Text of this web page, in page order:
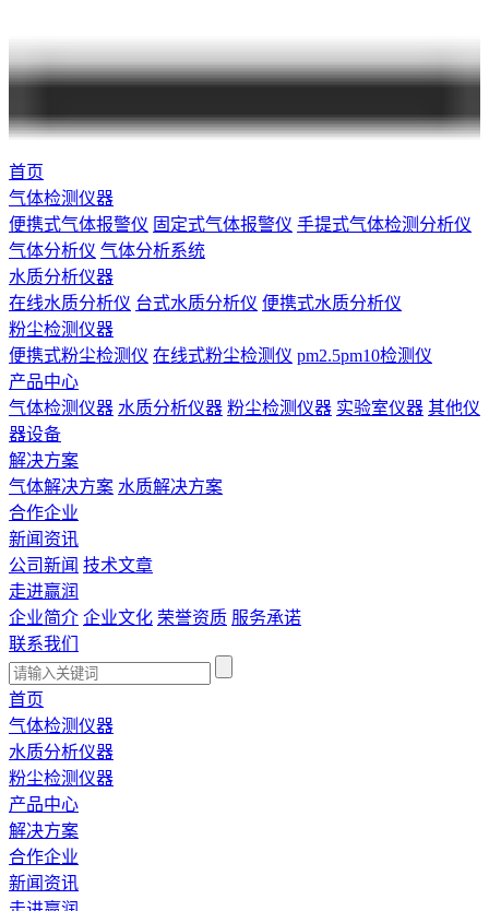
首页
气体检测仪器
便携式气体报警仪 固定式气体报警仪 手提式气体检测分析仪
气体分析仪 气体分析系统
水质分析仪器
在线水质分析仪 台式水质分析仪 便携式水质分析仪
粉尘检测仪器
便携式粉尘检测仪 在线式粉尘检测仪 pm2.5pm10检测仪
产品中心
气体检测仪器 水质分析仪器 粉尘检测仪器 实验室仪器 其他仪
器设备
解决方案
气体解决方案 水质解决方案
合作企业
新闻资讯
公司新闻 技术文章
走进赢润
企业简介 企业文化 荣誉资质 服务承诺
联系我们
首页
气体检测仪器
水质分析仪器
粉尘检测仪器
产品中心
解决方案
合作企业
新闻资讯